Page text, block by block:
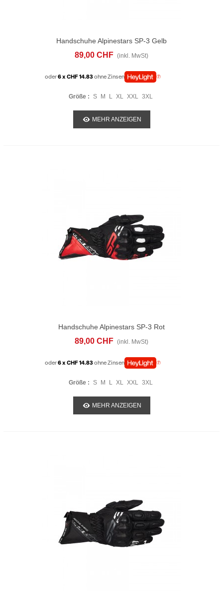
Handschuhe Alpinestars SP-3 Gelb
89,00 CHF (inkl. MwSt)
oder6 x CHF 14.83ohne Zinsen
Größe : S M L XL XXL 3XL
MEHR ANZEIGEN
Handschuhe Alpinestars SP-3 Rot
89,00 CHF (inkl. MwSt)
oder6 x CHF 14.83ohne Zinsen
Größe : S M L XL XXL 3XL
MEHR ANZEIGEN